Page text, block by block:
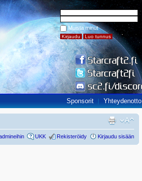
Muista minut
Sponsorit Yhteydenotto
UKK Rekisteröidy Kirjaudu sisään